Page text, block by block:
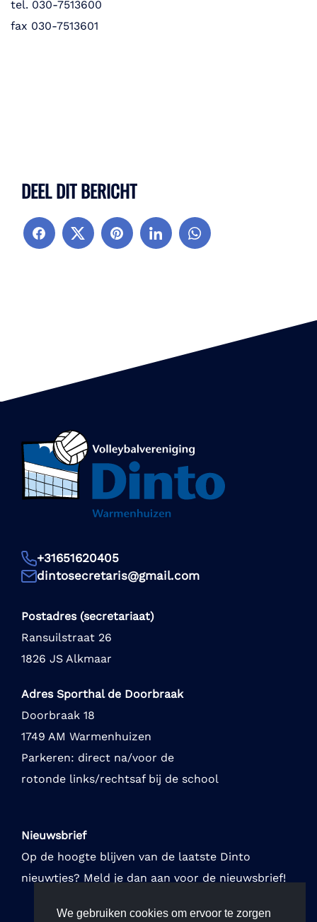
tel. 030-7513600
fax 030-7513601
DEEL DIT BERICHT
+31651620405
dintosecretaris@gmail.com
Postadres (secretariaat)
Ransuilstraat 26
1826 JS Alkmaar
Adres Sporthal de Doorbraak
Doorbraak 18
1749 AM Warmenhuizen
Parkeren: direct na/voor de
rotonde links/rechtsaf bij de school
Nieuwsbrief
Op de hoogte blijven van de laatste Dinto
nieuwtjes? Meld je dan aan voor de nieuwsbrief!
We gebruiken cookies om ervoor te zorgen